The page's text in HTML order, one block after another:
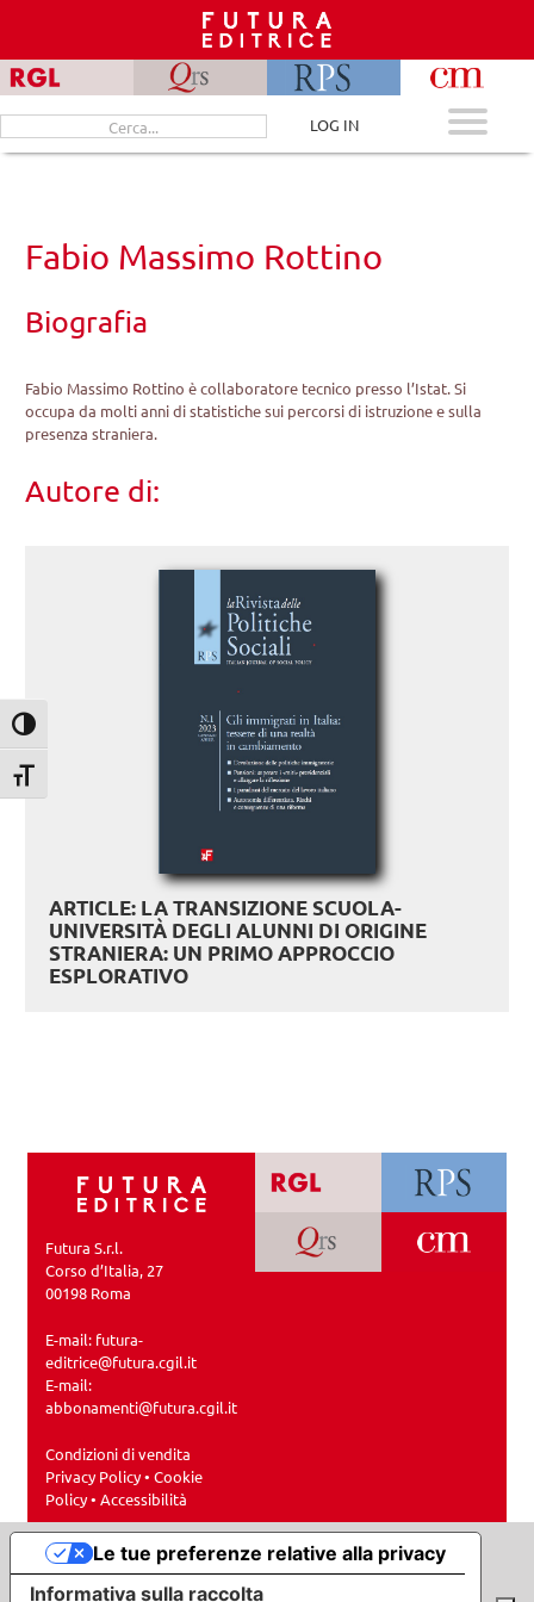
Attiva/disattiva alto contrasto
Attiva/disattiva dimensione testo
content
Cerca
per:
LOG IN
Fabio Massimo Rottino
Biografia
Fabio Massimo Rottino è collaboratore tecnico presso l’Istat. Si
occupa da molti anni di statistiche sui percorsi di istruzione e sulla
presenza straniera.
Autore di:
ARTICLE: LA TRANSIZIONE SCUOLA-
UNIVERSITÀ DEGLI ALUNNI DI ORIGINE
STRANIERA: UN PRIMO APPROCCIO
ESPLORATIVO
Futura S.r.l.
Corso d’Italia, 27
00198 Roma
E-mail: futura-
editrice@futura.cgil.it
E-mail:
abbonamenti@futura.cgil.it
Condizioni di vendita
Privacy Policy•Cookie
Policy•Accessibilità
Informativa sulla raccolta
Le tue preferenze relative alla privacy